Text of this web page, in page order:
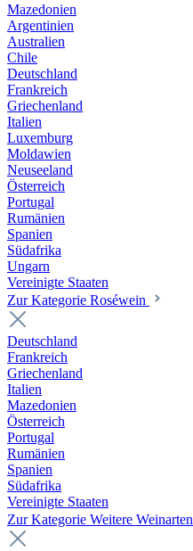
Mazedonien
Argentinien
Australien
Chile
Deutschland
Frankreich
Griechenland
Italien
Luxemburg
Moldawien
Neuseeland
Österreich
Portugal
Rumänien
Spanien
Südafrika
Ungarn
Vereinigte Staaten
Zur Kategorie Roséwein
Deutschland
Frankreich
Griechenland
Italien
Mazedonien
Österreich
Portugal
Rumänien
Spanien
Südafrika
Vereinigte Staaten
Zur Kategorie Weitere Weinarten